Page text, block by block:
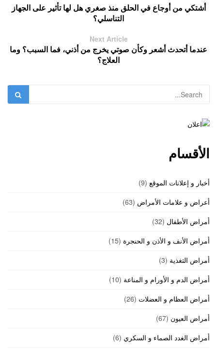
أشتكي من أوجاع في الحلق منذ صغري هل لها تأثير على الجهاز
التناسلي؟
Next Article
عندما أتحدث أشعر وكأن صوتي يخرج من أذني، فما السبب؟ وما
العلاج؟
الأقسام
أخبار و إعلانات الموقع (9)
أعراض و علامات الأمراض (63)
أمراض الأطفال (32)
أمراض الأنف و الأذن و الحنجرة (15)
أمراض التغذية (3)
أمراض الدم و الأورام و المناعة (10)
أمراض العظام و العضلات (26)
أمراض العيون (67)
أمراض الغدد الصماء و السكري (6)